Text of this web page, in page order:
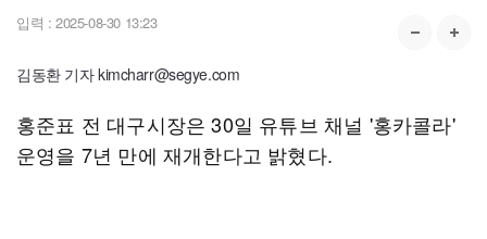
입력 : 2025-08-30 13:23
김동환 기자 kimcharr@segye.com
홍준표 전 대구시장은 30일 유튜브 채널 '홍카콜라'
운영을 7년 만에 재개한다고 밝혔다.